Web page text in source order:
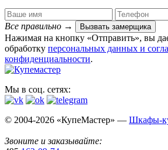
Все правильно → Вызвать замерщика
Нажимая на кнопку «Отправить», вы
обработку персональных данных​ и
конфиденциальности.
Мы в соц. сетях:
© 2004-2026 «КупеМастер» — Шкафы-
Звоните и заказывайте: